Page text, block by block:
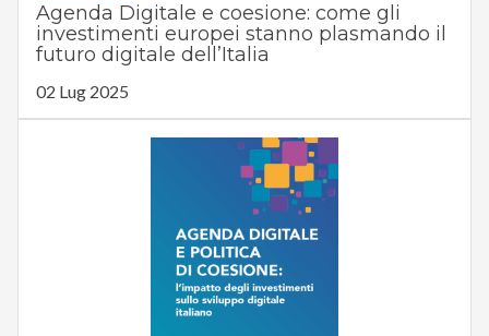
Agenda Digitale e coesione: come gli
investimenti europei stanno plasmando il
futuro digitale dell’Italia
02 Lug 2025